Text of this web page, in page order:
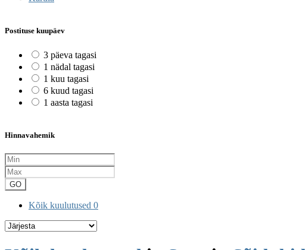
Postituse kuupäev
3 päeva tagasi
1 nädal tagasi
1 kuu tagasi
6 kuud tagasi
1 aasta tagasi
Hinnavahemik
GO
Kõik kuulutused 0